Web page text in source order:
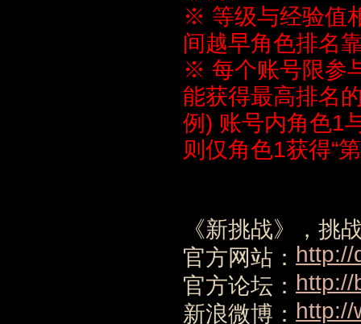
※ 等级与经验值
间越早角色排名
※ 每个账号限参
能获得最高排名
例) 账号内角色1
则仅角色1获得“
《新挑战》，挑
官方网站： http://
官方论坛： http://
新浪微博： http://